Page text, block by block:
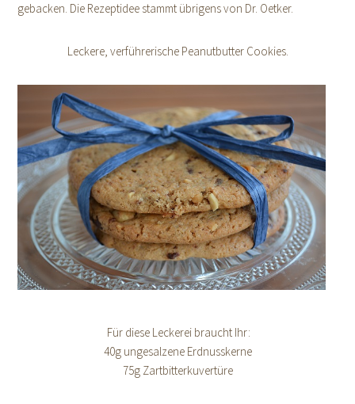
gebacken. Die Rezeptidee stammt übrigens von Dr. Oetker.
Leckere, verführerische Peanutbutter Cookies.
Für diese Leckerei braucht Ihr:
40g ungesalzene Erdnusskerne
75g Zartbitterkuvertüre